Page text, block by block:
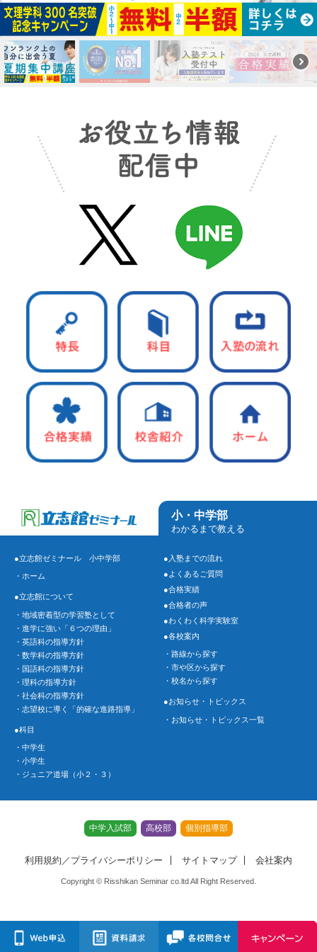
小・中学部
わかるまで教える
●立志館ゼミナール 小中学部
・ホーム
●立志館について
・地域密着型の学習塾として
・進学に強い「６つの理由」
・英語科の指導方針
・数学科の指導方針
・国語科の指導方針
・理科の指導方針
・社会科の指導方針
・志望校に導く「的確な進路指導」
●科目
・中学生
・小学生
・ジュニア道場（小２・３）
●入塾までの流れ
●よくあるご質問
●合格実績
●合格者の声
●わくわく科学実験室
●各校案内
・路線から探す
・市や区から探す
・校名から探す
●お知らせ・トピックス
・お知らせ・トピックス一覧
中学入試部 高校部 個別指導部
利用規約／プライバシーポリシー サイトマップ 会社案内
Copyright © Risshikan Seminar co.ltd All Right Reserved.